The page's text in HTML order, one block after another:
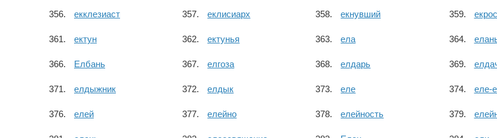
екклезиаст еклисиарх екнувший екрос
ектун ектунья ела
Елбань елгоза елдарь
елдыжник елдык еле еле-
елей елейно елейность